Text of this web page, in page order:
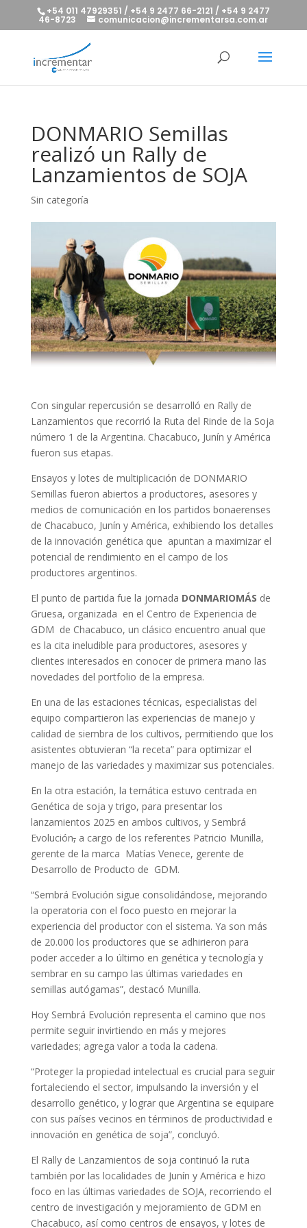
+54 011 47929351 / +54 9 2477 66-2121 / +54 9 2477
46-8723 comunicacion@incrementarsa.com.ar
DONMARIO Semillas
realizó un Rally de
Lanzamientos de SOJA
Sin categoría
Con singular repercusión se desarrolló en Rally de
Lanzamientos que recorrió la Ruta del Rinde de la Soja
número 1 de la Argentina. Chacabuco, Junín y América
fueron sus etapas.
Ensayos y lotes de multiplicación de DONMARIO
Semillas fueron abiertos a productores, asesores y
medios de comunicación en los partidos bonaerenses
de Chacabuco, Junín y América, exhibiendo los detalles
de la innovación genética que apuntan a maximizar el
potencial de rendimiento en el campo de los
productores argentinos.
El punto de partida fue la jornada DONMARIOMÁS de
Gruesa, organizada en el Centro de Experiencia de
GDM de Chacabuco, un clásico encuentro anual que
es la cita ineludible para productores, asesores y
clientes interesados en conocer de primera mano las
novedades del portfolio de la empresa.
En una de las estaciones técnicas, especialistas del
equipo compartieron las experiencias de manejo y
calidad de siembra de los cultivos, permitiendo que los
asistentes obtuvieran “la receta” para optimizar el
manejo de las variedades y maximizar sus potenciales.
En la otra estación, la temática estuvo centrada en
Genética de soja y trigo, para presentar los
lanzamientos 2025 en ambos cultivos, y Sembrá
Evolución,a cargo de los referentes Patricio Munilla,
gerente de la marca Matías Venece, gerente de
Desarrollo de Producto de GDM.
“Sembrá Evolución sigue consolidándose, mejorando
la operatoria con el foco puesto en mejorar la
experiencia del productor con el sistema. Ya son más
de 20.000 los productores que se adhirieron para
poder acceder a lo último en genética y tecnología y
sembrar en su campo las últimas variedades en
semillas autógamas”, destacó Munilla.
Hoy Sembrá Evolución representa el camino que nos
permite seguir invirtiendo en más y mejores
variedades; agrega valor a toda la cadena.
“Proteger la propiedad intelectual es crucial para seguir
fortaleciendo el sector, impulsando la inversión y el
desarrollo genético, y lograr que Argentina se equipare
con sus países vecinos en términos de productividad e
innovación en genética de soja”, concluyó.
El Rally de Lanzamientos de soja continuó la ruta
también por las localidades de Junín y América e hizo
foco en las últimas variedades de SOJA, recorriendo el
centro de investigación y mejoramiento de GDM en
Chacabuco, así como centros de ensayos, y lotes de